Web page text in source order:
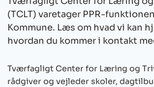
(TCLT) varetager PPR-
Kommune. Læs om hvad vi kan
hvordan du kommer i kontakt
Tværfagligt Center for Læring og
rådgiver og vejleder skoler,